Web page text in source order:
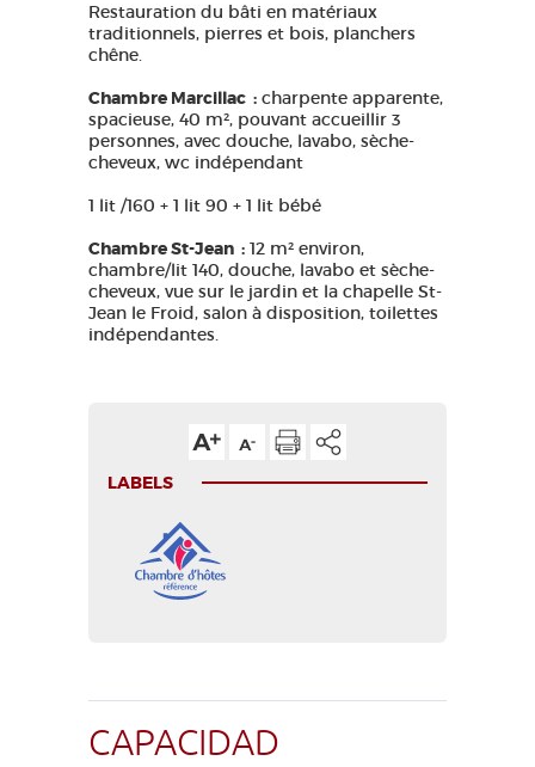
Restauration du bâti en matériaux
traditionnels, pierres et bois, planchers
chêne.
Chambre Marcillac : charpente apparente,
spacieuse, 40 m², pouvant accueillir 3
personnes, avec douche, lavabo, sèche-
cheveux, wc indépendant
1 lit /160 + 1 lit 90 + 1 lit bébé
Chambre St-Jean : 12 m² environ,
chambre/lit 140, douche, lavabo et sèche-
cheveux, vue sur le jardin et la chapelle St-
Jean le Froid, salon à disposition, toilettes
indépendantes.
LABELS
CAPACIDAD